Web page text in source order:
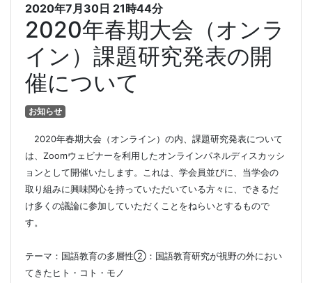
2020年7月30日 21時44分
2020年春期大会（オンラ
イン）課題研究発表の開
催について
お知らせ
2020年春期大会（オンライン）の内、課題研究発表について
は、Zoomウェビナーを利用したオンラインパネルディスカッシ
ョンとして開催いたします。これは、学会員並びに、当学会の
取り組みに興味関心を持っていただいている方々に、できるだ
け多くの議論に参加していただくことをねらいとするもので
す。
テーマ：国語教育の多層性②：国語教育研究が視野の外におい
てきたヒト・コト・モノ